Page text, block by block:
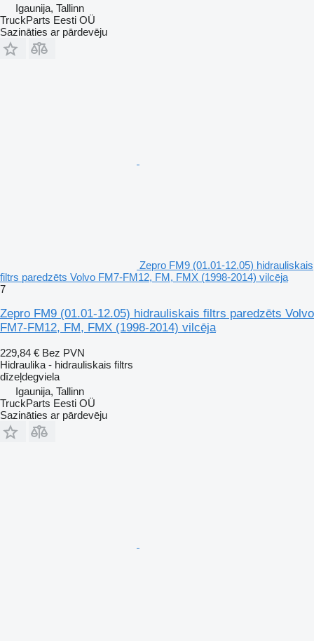
Igaunija, Tallinn
TruckParts Eesti OÜ
Sazināties ar pārdevēju
Zepro FM9 (01.01-12.05) hidrauliskais
filtrs paredzēts Volvo FM7-FM12, FM, FMX (1998-2014) vilcēja
7
Zepro FM9 (01.01-12.05) hidrauliskais filtrs paredzēts Volvo
FM7-FM12, FM, FMX (1998-2014) vilcēja
229,84 € Bez PVN
Hidraulika - hidrauliskais filtrs
dīzeļdegviela
Igaunija, Tallinn
TruckParts Eesti OÜ
Sazināties ar pārdevēju